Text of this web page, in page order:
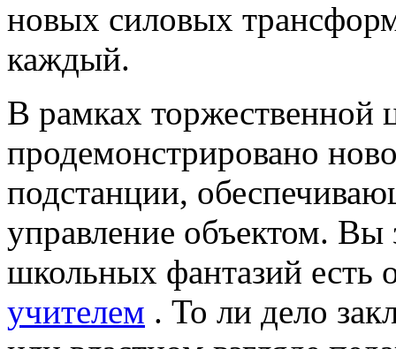
новых силовых
каждый.
В рамках торжественной
продемонстрировано
подстанции,
управление объектом.
школьных фантазий есть
учителем . То ли дело